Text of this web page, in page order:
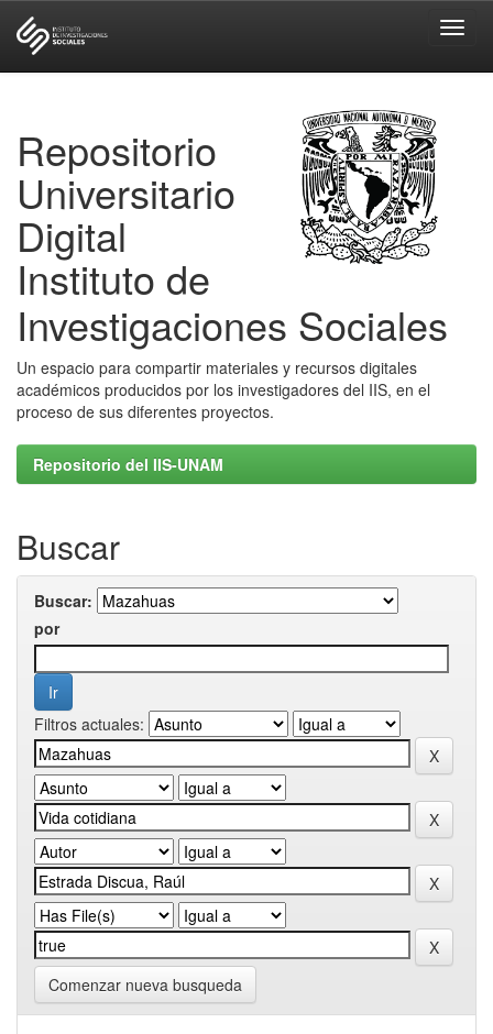
Repositorio
Universitario
Digital
Instituto de
Investigaciones Sociales
Un espacio para compartir materiales y recursos digitales
académicos producidos por los investigadores del IIS, en el
proceso de sus diferentes proyectos.
Repositorio del IIS-UNAM
Buscar
Buscar:
por
Filtros actuales:
Comenzar nueva busqueda